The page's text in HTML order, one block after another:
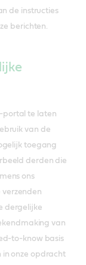
de instructies
berichten.
portal te laten
van de
toegang
derden die
ons
dergelijke
van
to-know basis
onze opdracht